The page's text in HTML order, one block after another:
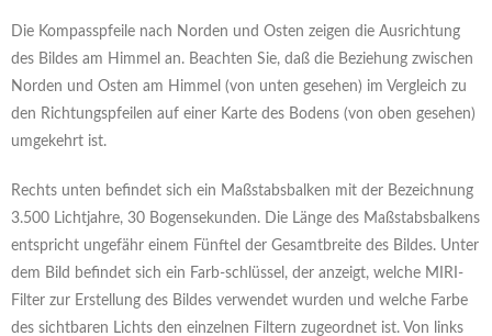
Die Kompasspfeile nach Norden und Osten zeigen die Ausrichtung
des Bildes am Himmel an. Beachten Sie, daß die Beziehung zwischen
Norden und Osten am Himmel (von unten gesehen) im Vergleich zu
den Richtungspfeilen auf einer Karte des Bodens (von oben gesehen)
umgekehrt ist.
Rechts unten befindet sich ein Maßstabsbalken mit der Bezeichnung
3.500 Lichtjahre, 30 Bogensekunden. Die Länge des Maßstabsbalkens
entspricht ungefähr einem Fünftel der Gesamtbreite des Bildes. Unter
dem Bild befindet sich ein Farb-schlüssel, der anzeigt, welche MIRI-
Filter zur Erstellung des Bildes verwendet wurden und welche Farbe
des sichtbaren Lichts den einzelnen Filtern zugeordnet ist. Von links